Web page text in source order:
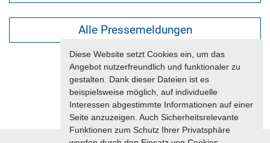
Diese Website setzt Cookies ein, um das
Angebot nutzerfreundlich und funktionaler zu
gestalten. Dank dieser Dateien ist es
beispielsweise möglich, auf individuelle
Interessen abgestimmte Informationen auf einer
Seite anzuzeigen. Auch Sicherheitsrelevante
Funktionen zum Schutz Ihrer Privatsphäre
Alle Pressemeldungen